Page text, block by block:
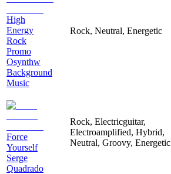
High
Energy
Rock
Promo
Osynthw
Background
Music
Rock, Neutral, Energetic
Force
Yourself
Serge
Quadrado
Rock, Electricguitar,
Electroamplified, Hybrid,
Neutral, Groovy, Energetic